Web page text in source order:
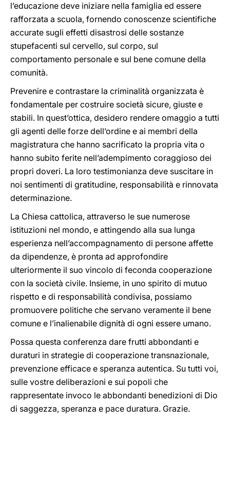
l’educazione deve iniziare nella famiglia ed essere
rafforzata a scuola, fornendo conoscenze scientifiche
accurate sugli effetti disastrosi delle sostanze
stupefacenti sul cervello, sul corpo, sul
comportamento personale e sul bene comune della
comunità.
Prevenire e contrastare la criminalità organizzata è
fondamentale per costruire società sicure, giuste e
stabili. In quest’ottica, desidero rendere omaggio a tutti
gli agenti delle forze dell’ordine e ai membri della
magistratura che hanno sacrificato la propria vita o
hanno subito ferite nell’adempimento coraggioso dei
propri doveri. La loro testimonianza deve suscitare in
noi sentimenti di gratitudine, responsabilità e rinnovata
determinazione.
La Chiesa cattolica, attraverso le sue numerose
istituzioni nel mondo, e attingendo alla sua lunga
esperienza nell’accompagnamento di persone affette
da dipendenze, è pronta ad approfondire
ulteriormente il suo vincolo di feconda cooperazione
con la società civile. Insieme, in uno spirito di mutuo
rispetto e di responsabilità condivisa, possiamo
promuovere politiche che servano veramente il bene
comune e l’inalienabile dignità di ogni essere umano.
Possa questa conferenza dare frutti abbondanti e
duraturi in strategie di cooperazione transnazionale,
prevenzione efficace e speranza autentica. Su tutti voi,
sulle vostre deliberazioni e sui popoli che
rappresentate invoco le abbondanti benedizioni di Dio
di saggezza, speranza e pace duratura. Grazie.